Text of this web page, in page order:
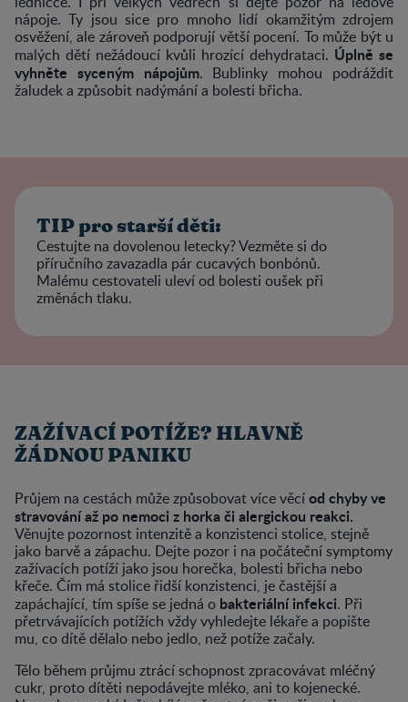
nápoje. Ty jsou sice pro mnoho lidí okamžitým zdrojem
osvěžení, ale zároveň podporují větší pocení. To může být u
malých dětí nežádoucí kvůli hrozící dehydrataci. Úplně se
vyhněte syceným nápojům. Bublinky mohou podráždit
žaludek a způsobit nadýmání a bolesti břicha.
TIP pro starší děti:
Cestujte na dovolenou letecky? Vezměte si do
příručního zavazadla pár cucavých bonbónů.
Malému cestovateli uleví od bolesti oušek při
změnách tlaku.
ZAŽÍVACÍ POTÍŽE? HLAVNĚ
ŽÁDNOU PANIKU
Průjem na cestách může způsobovat více věcíod chyby ve
stravování až po nemoci z horka či alergickou reakci.
Věnujte pozornost intenzitě a konzistenci stolice, stejně
jako barvě a zápachu. Dejte pozor i na počáteční symptomy
zažívacích potíží jako jsou horečka, bolesti břicha nebo
křeče. Čím má stolice řidší konzistenci, je častější a
zapáchající, tím spíše se jedná o bakteriální infekci. Při
přetrvávajících potížích vždy vyhledejte lékaře a popište
mu, co dítě dělalo nebo jedlo, než potíže začaly.
Tělo během průjmu ztrácí schopnost zpracovávat mléčný
cukr, proto dítěti nepodávejte mléko, ani to kojenecké.